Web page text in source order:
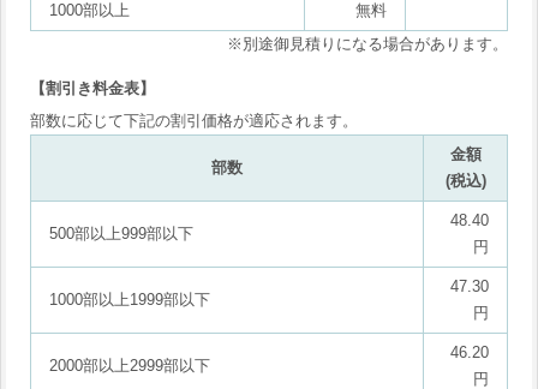
1000部以上
無料
※別途御見積りになる場合があります。
【割引き料金表】
部数に応じて下記の割引価格が適応されます。
部数
金額
(税込)
500部以上999部以下
48.40
円
1000部以上1999部以下
47.30
円
2000部以上2999部以下
46.20
円